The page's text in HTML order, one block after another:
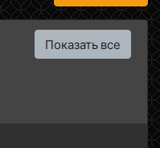
Показать все